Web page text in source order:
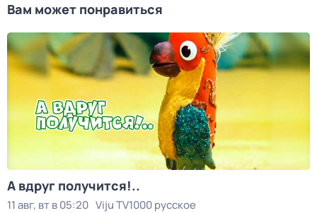
Вам может понравиться
А вдруг получится!..
11 авг, вт в 05:20 Viju TV1000 русское